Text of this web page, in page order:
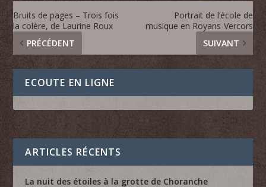
Bruits de pages – Trois fois
la colère, de Laurine Roux
PRÉCÉDENT
Portrait de l’école de
musique en Royans-Vercors
SUIVANT
ECOUTE EN LIGNE
ARTICLES RÉCENTS
La nuit des étoiles à la grotte de Choranche